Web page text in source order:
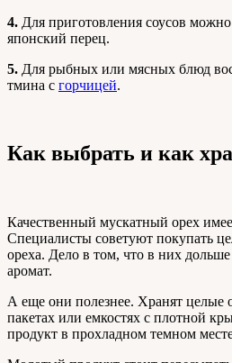
4. Для приготовления соусов
японский перец.
5. Для рыбных или мясных блюд
тмина с горчицей.
Как выбрать и как
Качественный мускатный орех
Специалисты советуют покупать
ореха. Дело в том, что в них дольше
аромат.
А еще они полезнее. Хранят целые
пакетах или емкостях с плотной
продукт в прохладном темном